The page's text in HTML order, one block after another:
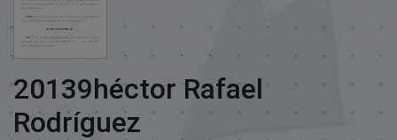
20139héctor Rafael
Rodríguez